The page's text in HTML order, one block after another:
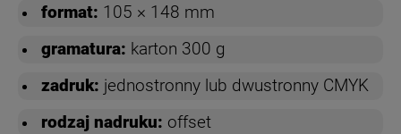
format: 105 × 148 mm
gramatura: karton 300 g
zadruk: jednostronny lub dwustronny CMYK
rodzaj nadruku: offset